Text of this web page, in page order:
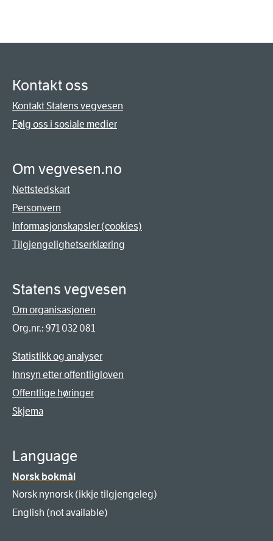
Kontakt oss
Kontakt Statens vegvesen
Følg oss i sosiale medier
Om vegvesen.no
Nettstedskart
Personvern
Informasjonskapsler (cookies)
Tilgjengelighetserklæring
Statens vegvesen
Om organisasjonen
Org.nr.: 971 032 081
Statistikk og analyser
Innsyn etter offentligloven
Offentlige høringer
Skjema
Language
Norsk bokmål
Norsk nynorsk (ikkje tilgjengeleg)
English (not available)